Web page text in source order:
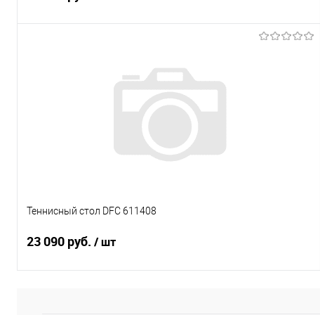
Теннисный стол DFC 611408
23 090 руб. / шт